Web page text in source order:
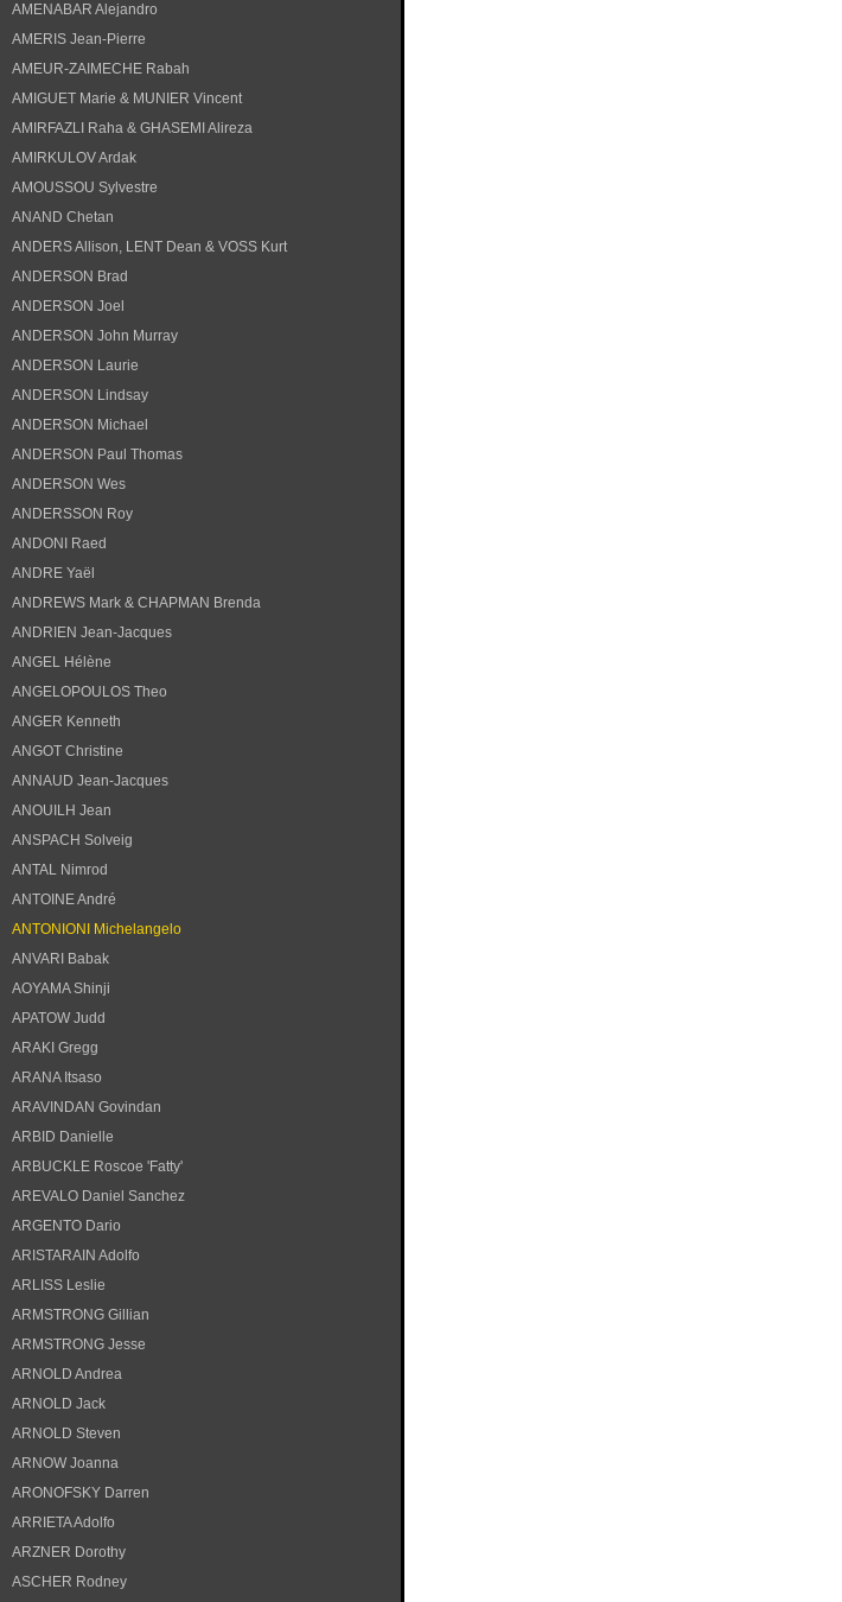
AMENABAR Alejandro
AMERIS Jean-Pierre
AMEUR-ZAIMECHE Rabah
AMIGUET Marie & MUNIER Vincent
AMIRFAZLI Raha & GHASEMI Alireza
AMIRKULOV Ardak
AMOUSSOU Sylvestre
ANAND Chetan
ANDERS Allison, LENT Dean & VOSS Kurt
ANDERSON Brad
ANDERSON Joel
ANDERSON John Murray
ANDERSON Laurie
ANDERSON Lindsay
ANDERSON Michael
ANDERSON Paul Thomas
ANDERSON Wes
ANDERSSON Roy
ANDONI Raed
ANDRE Yaël
ANDREWS Mark & CHAPMAN Brenda
ANDRIEN Jean-Jacques
ANGEL Hélène
ANGELOPOULOS Theo
ANGER Kenneth
ANGOT Christine
ANNAUD Jean-Jacques
ANOUILH Jean
ANSPACH Solveig
ANTAL Nimrod
ANTOINE André
ANTONIONI Michelangelo
ANVARI Babak
AOYAMA Shinji
APATOW Judd
ARAKI Gregg
ARANA Itsaso
ARAVINDAN Govindan
ARBID Danielle
ARBUCKLE Roscoe 'Fatty'
AREVALO Daniel Sanchez
ARGENTO Dario
ARISTARAIN Adolfo
ARLISS Leslie
ARMSTRONG Gillian
ARMSTRONG Jesse
ARNOLD Andrea
ARNOLD Jack
ARNOLD Steven
ARNOW Joanna
ARONOFSKY Darren
ARRIETA Adolfo
ARZNER Dorothy
ASCHER Rodney